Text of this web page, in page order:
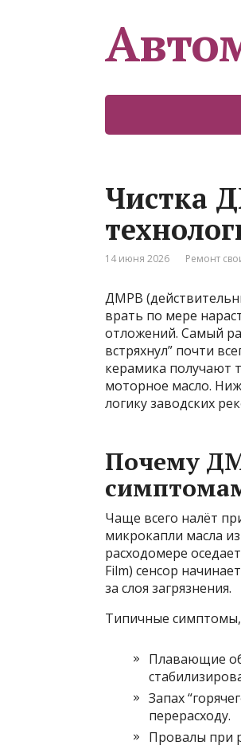
Чистка
14 июня 2026 Ремонт
ДМРВ
врать по мере
отложений. Самый
встряхнул” почти
керамика получают
моторное масло.
логику заводских
Почему
Чаще всего налёт
микрокапли масла
расходомере
Film) сенсор
за слоя загрязнения.
Типичные симптомы,
Плавающие
Запах
перерасходу.
Провалы при